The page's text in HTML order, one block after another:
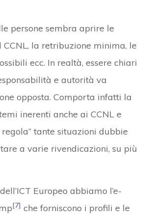
persone sembra aprire le
CCNL, la retribuzione minima, le
ecc. In realtà, essere chiari
e autorità va
opposta. Comporta infatti la
inerenti anche ai CCNL e
tante situazioni dubbie
a varie rivendicazioni, su più
Europeo abbiamo l’e-
[7] che forniscono i profili e le